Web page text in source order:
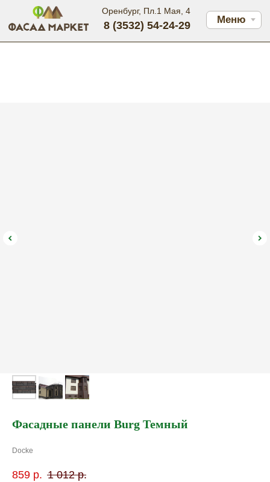
Меню
Оренбург, Пл.1 Мая, 4
8 (3532) 54-24-29
Фасадные панели Burg Темный
Docke
859 р. 1 012 р.